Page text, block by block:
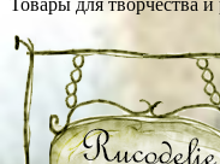
Товары для творчества и